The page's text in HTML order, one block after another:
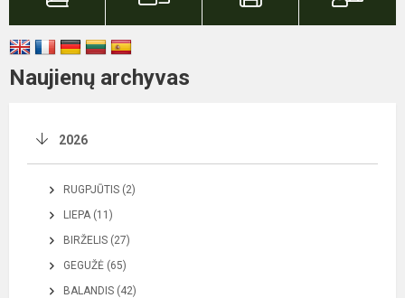
Naujienų archyvas
2026
RUGPJŪTIS (2)
LIEPA (11)
BIRŽELIS (27)
GEGUŽĖ (65)
BALANDIS (42)